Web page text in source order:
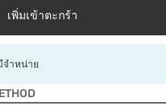
เพิ่มเข้าตะกร้า
จำหน่าย